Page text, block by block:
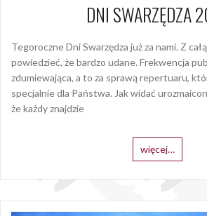
DNI SWARZĘDZA
Tegoroczne Dni Swarzędza już za nami. Z
powiedzieć, że bardzo udane. Frekwencja
zdumiewająca, a to za sprawą repertuaru,
specjalnie dla Państwa. Jak widać
że każdy znajdzie
więcej…